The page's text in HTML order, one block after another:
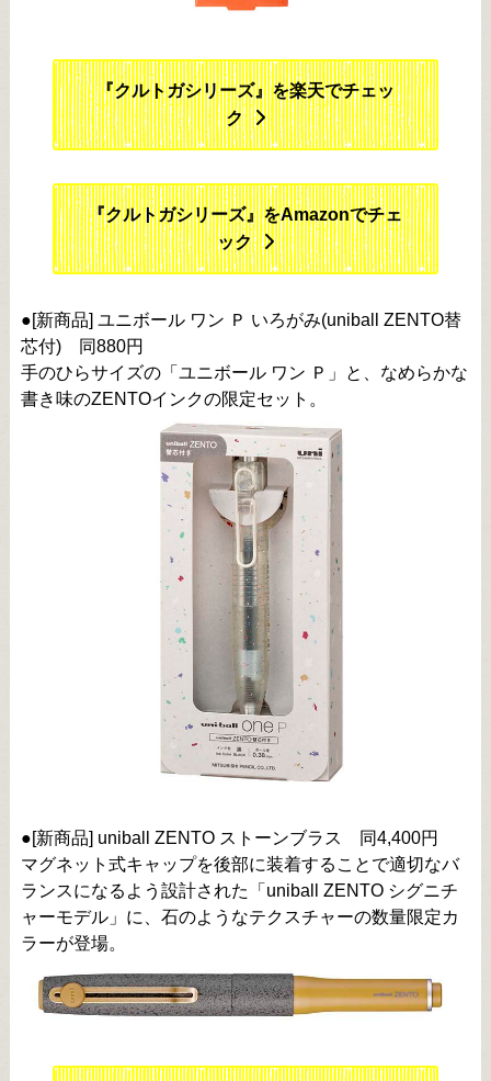
『クルトガシリーズ』を楽天でチェッ
ク
『クルトガシリーズ』をAmazonでチェ
ック
●[新商品] ユニボール ワン Ｐ いろがみ(uniball ZENTO替
芯付) 同880円
手のひらサイズの「ユニボール ワン Ｐ」と、なめらかな
書き味のZENTOインクの限定セット。
●[新商品] uniball ZENTO ストーンブラス 同4,400円
マグネット式キャップを後部に装着することで適切なバ
ランスになるよう設計された「uniball ZENTO シグニチ
ャーモデル」に、石のようなテクスチャーの数量限定カ
ラーが登場。